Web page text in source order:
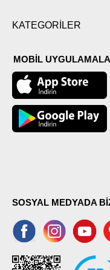
KATEGORİLER
MOBİL
SOSYAL MEDYADA